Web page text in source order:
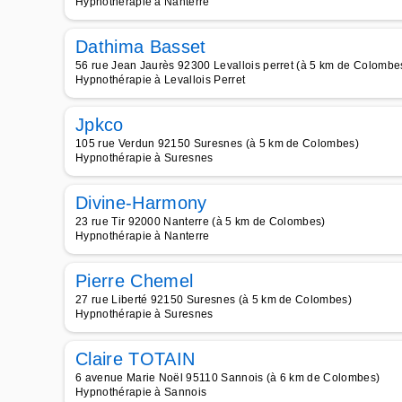
Dathima Basset
56 rue Jean Jaurès 92300 Levallois perret (à 5 km de
Hypnothérapie à Levallois Perret
Jpkco
105 rue Verdun 92150 Suresnes (à 5 km de Colombes)
Hypnothérapie à Suresnes
Divine-Harmony
23 rue Tir 92000 Nanterre (à 5 km de Colombes)
Hypnothérapie à Nanterre
Pierre Chemel
27 rue Liberté 92150 Suresnes (à 5 km de Colombes)
Hypnothérapie à Suresnes
Claire TOTAIN
6 avenue Marie Noël 95110 Sannois (à 6 km de Colombes)
Hypnothérapie à Sannois